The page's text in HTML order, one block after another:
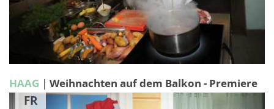
HAAG | Weihnachten auf dem Balkon - Premiere
FR